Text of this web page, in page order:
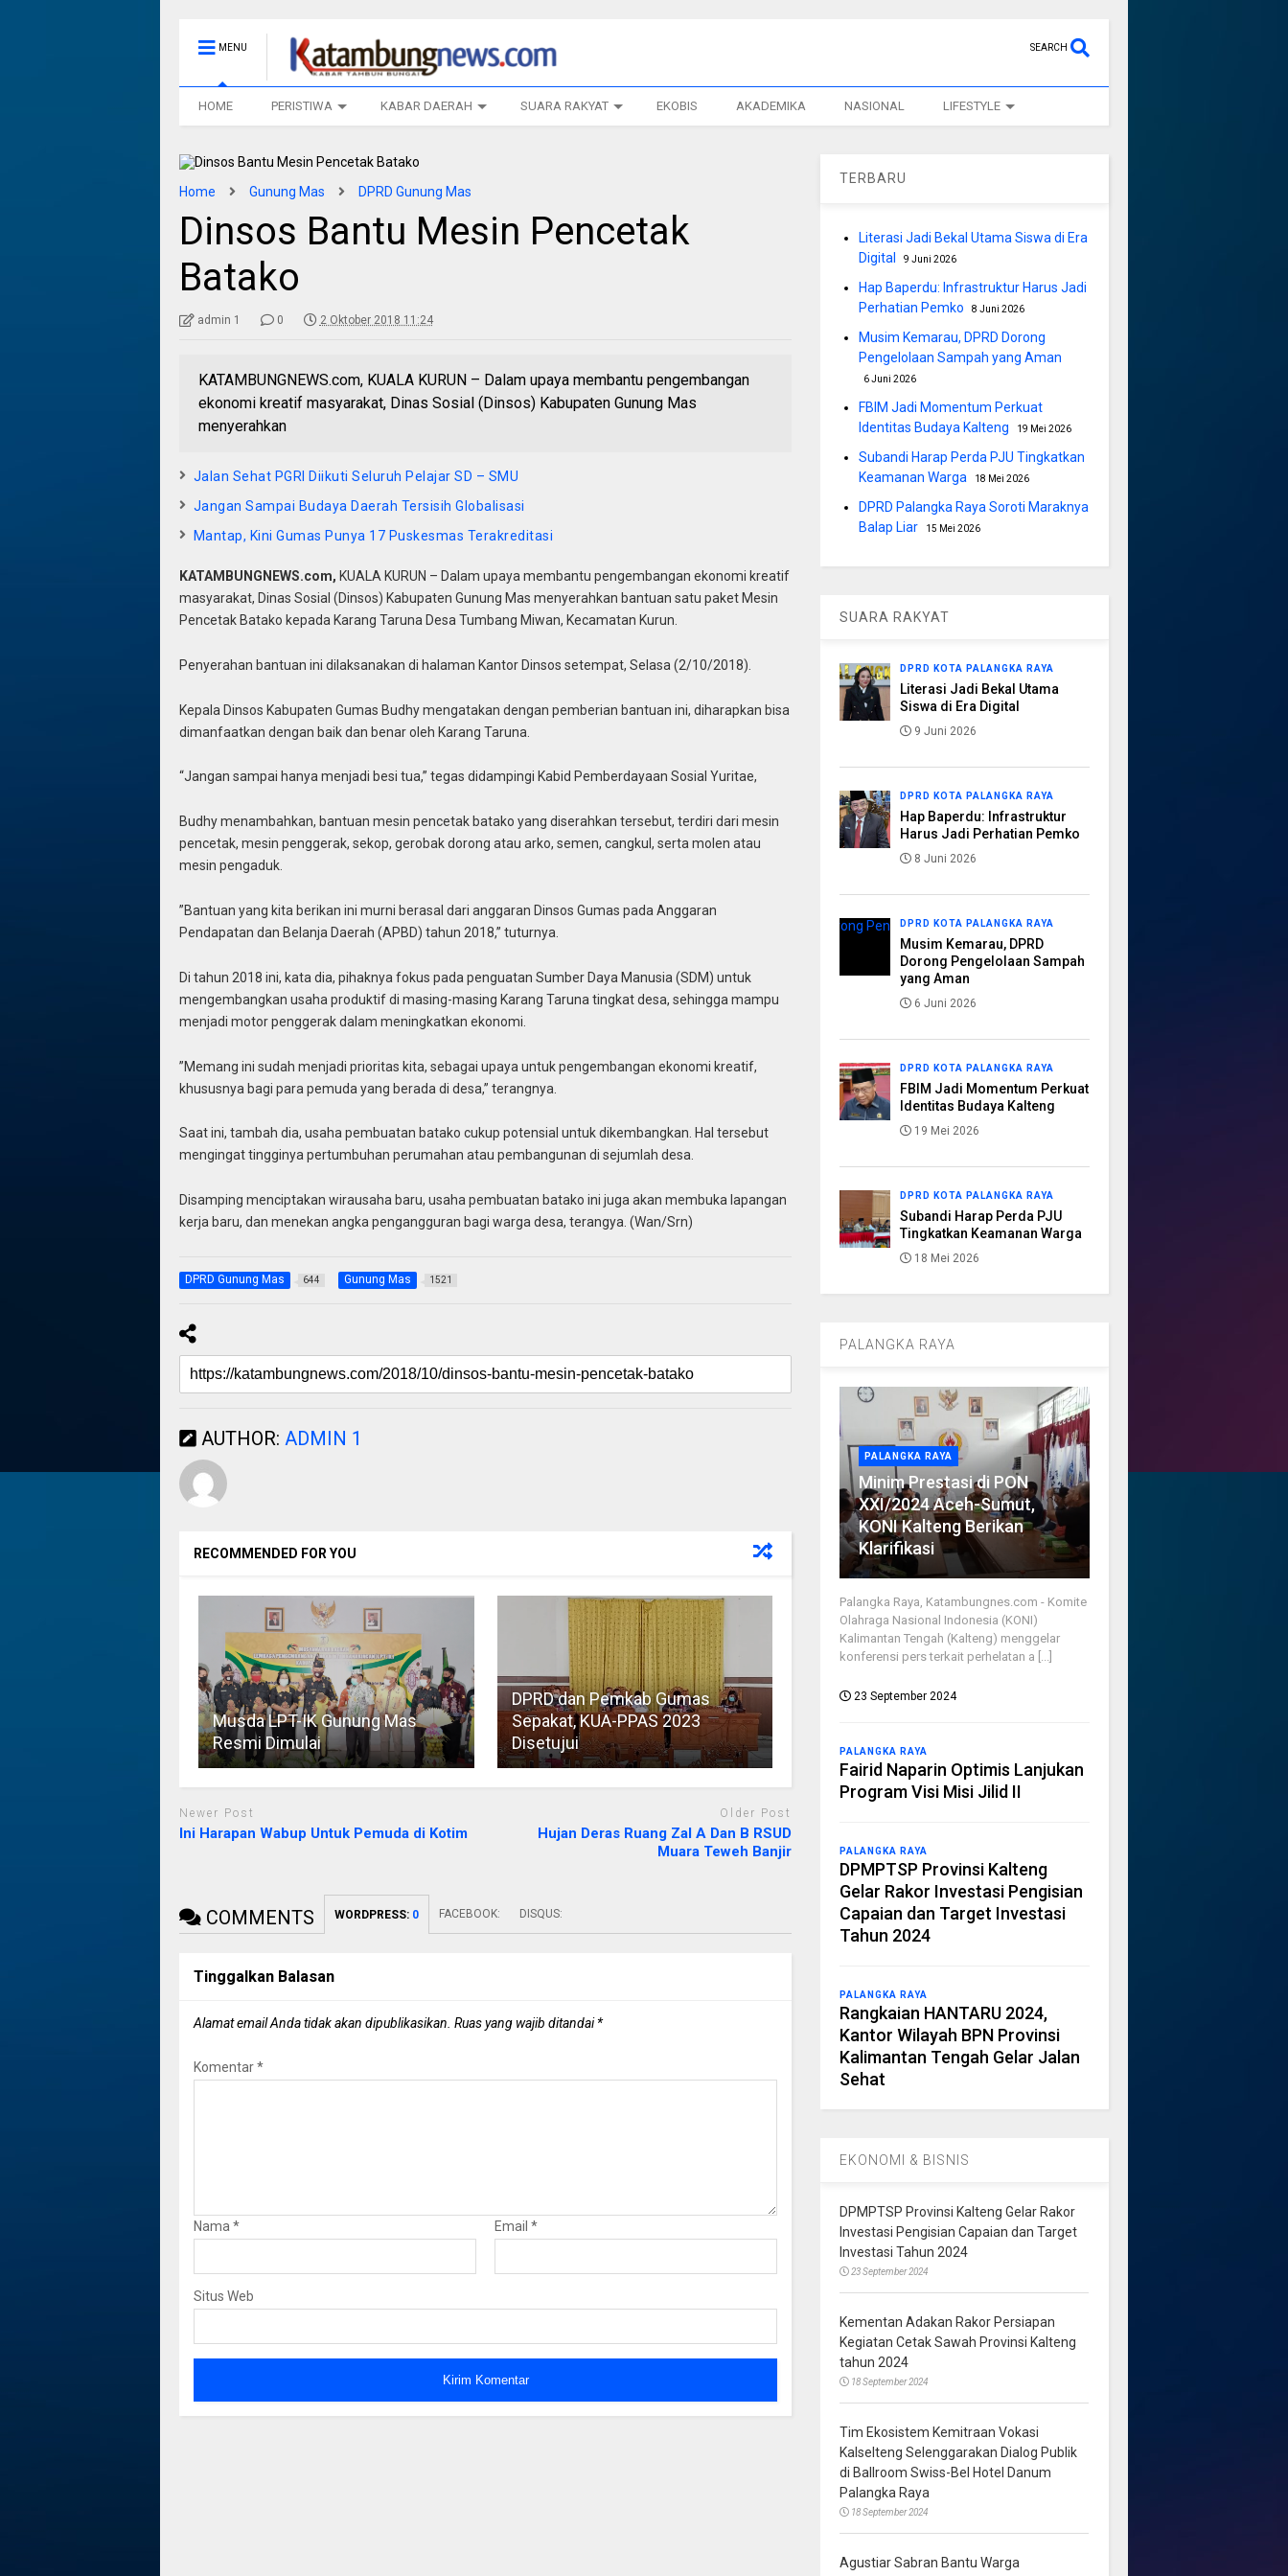
MENU SEARCH
HOME PERISTIWA KABAR DAERAH SUARA RAKYAT EKOBIS AKADEMIKA NASIONAL LIFESTYLE
Home Gunung Mas DPRD Gunung Mas
Dinsos Bantu Mesin Pencetak
Batako
admin 1 0 2 Oktober 2018 11:24
KATAMBUNGNEWS.com, KUALA KURUN – Dalam upaya membantu pengembangan
ekonomi kreatif masyarakat, Dinas Sosial (Dinsos) Kabupaten Gunung Mas
menyerahkan
Jalan Sehat PGRI Diikuti Seluruh Pelajar SD – SMU
Jangan Sampai Budaya Daerah Tersisih Globalisasi
Mantap, Kini Gumas Punya 17 Puskesmas Terakreditasi
KATAMBUNGNEWS.com, KUALA KURUN – Dalam upaya membantu pengembangan ekonomi kreatif
masyarakat, Dinas Sosial (Dinsos) Kabupaten Gunung Mas menyerahkan bantuan satu paket Mesin
Pencetak Batako kepada Karang Taruna Desa Tumbang Miwan, Kecamatan Kurun.
Penyerahan bantuan ini dilaksanakan di halaman Kantor Dinsos setempat, Selasa (2/10/2018).
Kepala Dinsos Kabupaten Gumas Budhy mengatakan dengan pemberian bantuan ini, diharapkan bisa
dimanfaatkan dengan baik dan benar oleh Karang Taruna.
“Jangan sampai hanya menjadi besi tua,” tegas didampingi Kabid Pemberdayaan Sosial Yuritae,
Budhy menambahkan, bantuan mesin pencetak batako yang diserahkan tersebut, terdiri dari mesin
pencetak, mesin penggerak, sekop, gerobak dorong atau arko, semen, cangkul, serta molen atau
mesin pengaduk.
”Bantuan yang kita berikan ini murni berasal dari anggaran Dinsos Gumas pada Anggaran
Pendapatan dan Belanja Daerah (APBD) tahun 2018,” tuturnya.
Di tahun 2018 ini, kata dia, pihaknya fokus pada penguatan Sumber Daya Manusia (SDM) untuk
mengembangkan usaha produktif di masing-masing Karang Taruna tingkat desa, sehingga mampu
menjadi motor penggerak dalam meningkatkan ekonomi.
”Memang ini sudah menjadi prioritas kita, sebagai upaya untuk pengembangan ekonomi kreatif,
khususnya bagi para pemuda yang berada di desa,” terangnya.
Saat ini, tambah dia, usaha pembuatan batako cukup potensial untuk dikembangkan. Hal tersebut
mengingat tingginya pertumbuhan perumahan atau pembangunan di sejumlah desa.
Disamping menciptakan wirausaha baru, usaha pembuatan batako ini juga akan membuka lapangan
kerja baru, dan menekan angka pengangguran bagi warga desa, terangya. (Wan/Srn)
DPRD Gunung Mas 644 Gunung Mas 1521
AUTHOR: ADMIN 1
RECOMMENDED FOR YOU
Musda LPT-IK Gunung Mas
Resmi Dimulai
DPRD dan Pemkab Gumas
Sepakat, KUA-PPAS 2023
Disetujui
Newer Post
Ini Harapan Wabup Untuk Pemuda di Kotim
Older Post
Hujan Deras Ruang Zal A Dan B RSUD
Muara Teweh Banjir
COMMENTS WORDPRESS: 0 FACEBOOK: DISQUS:
Tinggalkan Balasan
Alamat email Anda tidak akan dipublikasikan. Ruas yang wajib ditandai*
Komentar*
Nama * Email *
Situs Web
TERBARU
Literasi Jadi Bekal Utama Siswa di Era
Digital
9 Juni 2026
Hap Baperdu: Infrastruktur Harus Jadi
Perhatian Pemko
8 Juni 2026
Musim Kemarau, DPRD Dorong
Pengelolaan Sampah yang Aman
6 Juni 2026
FBIM Jadi Momentum Perkuat
Identitas Budaya Kalteng
19 Mei 2026
Subandi Harap Perda PJU Tingkatkan
Keamanan Warga
18 Mei 2026
DPRD Palangka Raya Soroti Maraknya
Balap Liar
15 Mei 2026
SUARA RAKYAT
DPRD KOTA PALANGKA RAYA
Literasi Jadi Bekal Utama
Siswa di Era Digital
9 Juni 2026
DPRD KOTA PALANGKA RAYA
Hap Baperdu: Infrastruktur
Harus Jadi Perhatian Pemko
8 Juni 2026
DPRD KOTA PALANGKA RAYA
Musim Kemarau, DPRD
Dorong Pengelolaan Sampah
yang Aman
6 Juni 2026
DPRD KOTA PALANGKA RAYA
FBIM Jadi Momentum Perkuat
Identitas Budaya Kalteng
19 Mei 2026
DPRD KOTA PALANGKA RAYA
Subandi Harap Perda PJU
Tingkatkan Keamanan Warga
18 Mei 2026
PALANGKA RAYA
PALANGKA RAYA
Minim Prestasi di PON
XXI/2024 Aceh-Sumut,
KONI Kalteng Berikan
Klarifikasi
Palangka Raya, Katambungnes.com - Komite
Olahraga Nasional Indonesia (KONI)
Kalimantan Tengah (Kalteng) menggelar
konferensi pers terkait perhelatan a [...]
23 September 2024
PALANGKA RAYA
Fairid Naparin Optimis Lanjukan
Program Visi Misi Jilid II
PALANGKA RAYA
DPMPTSP Provinsi Kalteng
Gelar Rakor Investasi Pengisian
Capaian dan Target Investasi
Tahun 2024
PALANGKA RAYA
Rangkaian HANTARU 2024,
Kantor Wilayah BPN Provinsi
Kalimantan Tengah Gelar Jalan
Sehat
EKONOMI & BISNIS
DPMPTSP Provinsi Kalteng Gelar Rakor
Investasi Pengisian Capaian dan Target
Investasi Tahun 2024
23 September 2024
Kementan Adakan Rakor Persiapan
Kegiatan Cetak Sawah Provinsi Kalteng
tahun 2024
18 September 2024
Tim Ekosistem Kemitraan Vokasi
Kalselteng Selenggarakan Dialog Publik
di Ballroom Swiss-Bel Hotel Danum
Palangka Raya
18 September 2024
Agustiar Sabran Bantu Warga